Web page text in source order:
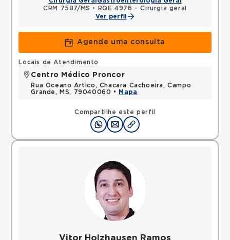
CRM 7587/MS •
RQE 4976 - Cirurgia geral
Ver perfil
Agende uma consulta
Compartilhe este perfil
Locais de Atendimento
Centro Médico Proncor
Rua Oceano Artico, Chacara Cachoeira, Campo
Grande, MS, 79040060 •
Mapa
Vitor Holzhausen Ramos